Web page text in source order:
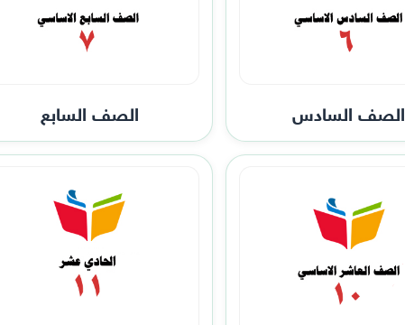
الصف السادس الصف السابع